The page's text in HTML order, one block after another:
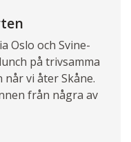
Oslo och Svi­ne­
på triv­­samma
når vi åter Skåne.
från några av